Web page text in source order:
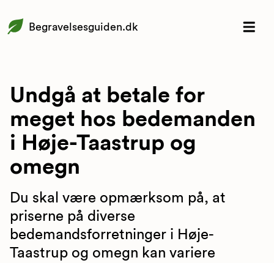
Begravelsesguiden.dk
Undgå at betale for
meget hos bedemanden
i Høje-Taastrup og
omegn
Du skal være opmærksom på, at
priserne på diverse
bedemandsforretninger i Høje-
Taastrup og omegn kan variere